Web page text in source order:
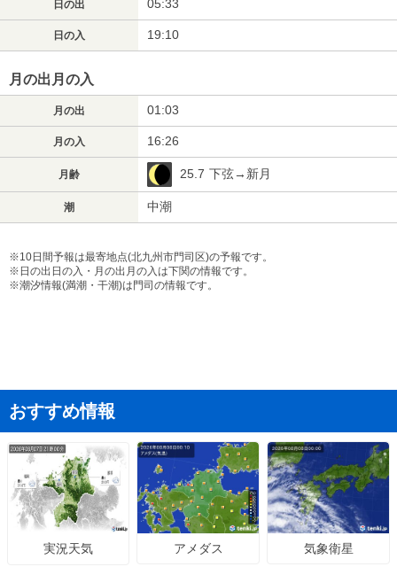
日の出 05:33
日の入 19:10
月の出月の入
月の出 01:03
月の入 16:26
月齢 25.7 下弦→新月
潮 中潮
※10日間予報は最寄地点(北九州市門司区)の予報です。
※日の出日の入・月の出月の入は下関の情報です。
※潮汐情報(満潮・干潮)は門司の情報です。
おすすめ情報
実況天気 アメダス 気象衛星